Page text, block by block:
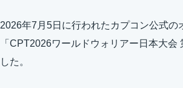
2026年7月5日に行われたカプコン公式の
「CPT2026ワールドウォリアー日本大会
した。